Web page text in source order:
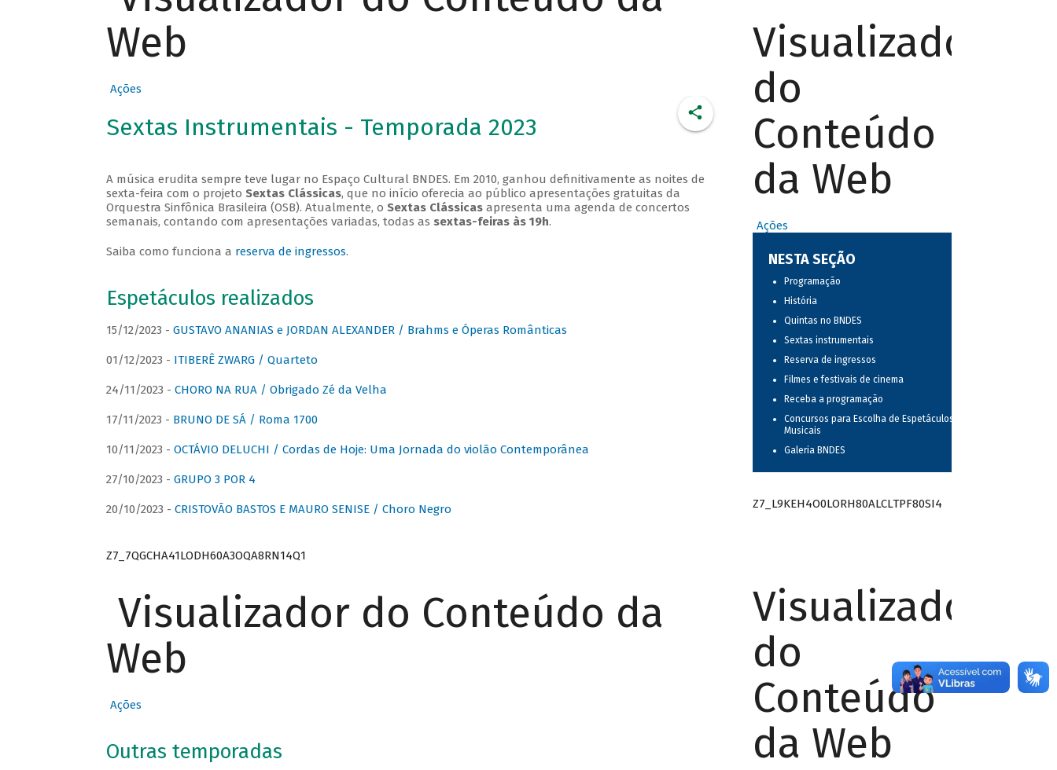
Web
Ações
Sextas Instrumentais - Temporada 2023
A música erudita sempre teve lugar no Espaço Cultural BNDES. Em 2010, ganhou definitivamente as noites de
sexta-feira com o projeto Sextas Clássicas, que no início oferecia ao público apresentações gratuitas da
Orquestra Sinfônica Brasileira (OSB). Atualmente, o Sextas Clássicasapresenta uma agenda de concertos
semanais, contando com apresentações variadas, todas as sextas-feiras às 19h.
Saiba como funciona a reserva de ingressos.
Espetáculos realizados
15/12/2023 - GUSTAVO ANANIAS e JORDAN ALEXANDER / Brahms e Óperas Românticas
01/12/2023 - ITIBERÊ ZWARG / Quarteto
24/11/2023 - CHORO NA RUA / Obrigado Zé da Velha
17/11/2023 - BRUNO DE SÁ / Roma 1700
10/11/2023 - OCTÁVIO DELUCHI / Cordas de Hoje: Uma Jornada do violão Contemporânea
27/10/2023 - GRUPO 3 POR 4
20/10/2023 - CRISTOVÃO BASTOS E MAURO SENISE / Choro Negro
Z7_7QGCHA41LODH60A3OQA8RN14Q1
Visualizador do Conteúdo da
Web
Ações
Outras temporadas
Visualizador
do
Conteúdo
da Web
Ações
NESTA SEÇÃO
Programação
História
Quintas no BNDES
Sextas instrumentais
Reserva de ingressos
Filmes e festivais de cinema
Receba a programação
Concursos para Escolha de Espetáculos
Musicais
Galeria BNDES
Z7_L9KEH4O0LORH80ALCLTPF80SI4
Visualizador
do
Conteúdo
da Web